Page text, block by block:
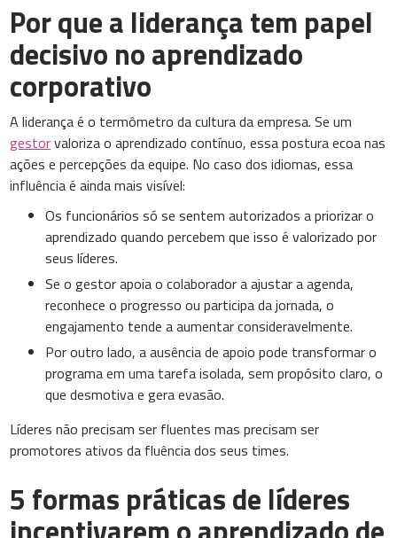
Por que a liderança tem papel
decisivo no aprendizado
corporativo
A liderança é o termômetro da cultura da empresa. Se um
gestorvaloriza o aprendizado contínuo, essa postura ecoa nas
ações e percepções da equipe. No caso dos idiomas, essa
influência é ainda mais visível:
Os funcionários só se sentem autorizados a priorizar o
aprendizado quando percebem que isso é valorizado por
seus líderes.
Se o gestor apoia o colaborador a ajustar a agenda,
reconhece o progresso ou participa da jornada, o
engajamento tende a aumentar consideravelmente.
Por outro lado, a ausência de apoio pode transformar o
programa em uma tarefa isolada, sem propósito claro, o
que desmotiva e gera evasão.
Líderes não precisam ser fluentes mas precisam ser
promotores ativos da fluência dos seus times.
5 formas práticas de líderes